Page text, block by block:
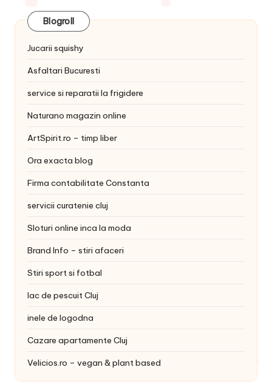
Blogroll
Jucarii squishy
Asfaltari Bucuresti
service si reparatii la frigidere
Naturano magazin online
ArtSpirit.ro – timp liber
Ora exacta blog
Firma contabilitate Constanta
servicii curatenie cluj
Sloturi online inca la moda
Brand Info – stiri afaceri
Stiri sport si fotbal
lac de pescuit Cluj
inele de logodna
Cazare apartamente Cluj
Velicios.ro – vegan & plant based